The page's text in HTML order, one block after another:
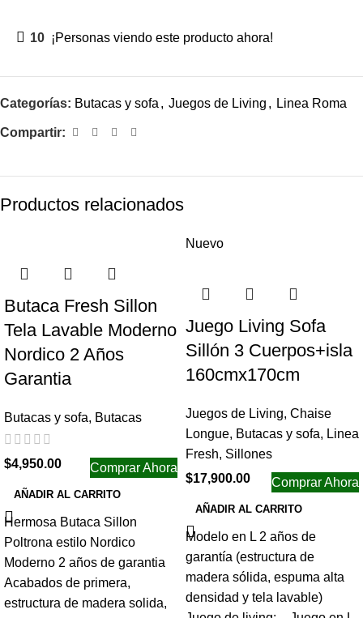
10 ¡Personas viendo este producto ahora!
Categorías: Butacas y sofa , Juegos de Living , Linea Roma
Compartir:
Productos relacionados
Butaca Fresh Sillon
Tela Lavable Moderno
Nordico 2 Años
Garantia
Butacas y sofa, Butacas
$4,950.00 Comprar Ahora
AÑADIR AL CARRITO
Hermosa Butaca Sillon
Poltrona estilo Nordico
Moderno 2 años de garantia
Acabados de primera,
estructura de madera solida,
Nuevo
Juego Living Sofa
Sillón 3 Cuerpos+isla
160cmx170cm
Juegos de Living, Chaise
Longue, Butacas y sofa, Linea
Fresh, Sillones
$17,900.00 Comprar Ahora
AÑADIR AL CARRITO
Modelo en L 2 años de
garantía (estructura de
madera sólida, espuma alta
densidad y tela lavable)